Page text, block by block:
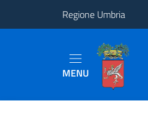
Regione Umbria
Tematiche
MENU